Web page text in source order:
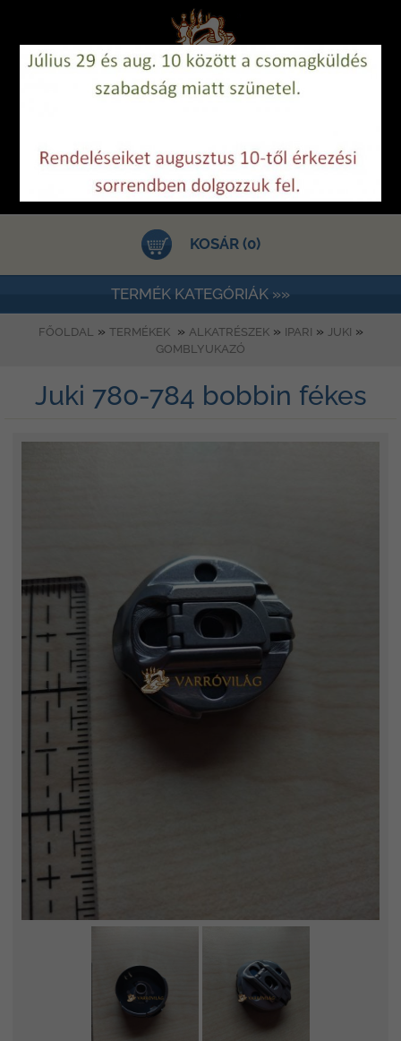
KOSÁR (0)
TERMÉK KATEGÓRIÁK »»
FŐOLDAL » TERMÉKEK » ALKATRÉSZEK» IPARI » JUKI »
GOMBLYUKAZÓ
Juki 780-784 bobbin fékes